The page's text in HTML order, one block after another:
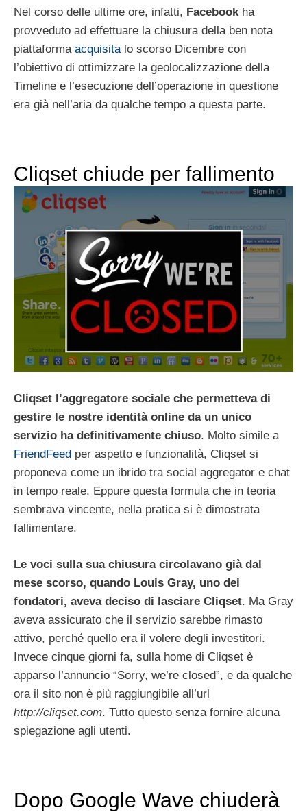
Nel corso delle ultime ore, infatti, Facebookha
provveduto ad effettuare la chiusura della ben nota
piattaforma acquisitalo scorso Dicembre con
l’obiettivo di ottimizzare la geolocalizzazione della
Timeline e l’esecuzione dell’operazione in questione
era già nell’aria da qualche tempo a questa parte.
Cliqset chiude per fallimento
Cliqset l’aggregatore sociale che permetteva di
gestire le nostre identità online da un unico
servizio ha definitivamente chiuso. Molto simile a
FriendFeed per aspetto e funzionalità, Cliqset si
proponeva come un ibrido tra social aggregator e chat
in tempo reale. Eppure questa formula che in teoria
sembrava vincente, nella pratica si è dimostrata
fallimentare.
Le voci sulla sua chiusura circolavano già dal
mese scorso, quando Louis Gray, uno dei
fondatori, aveva deciso di lasciare Cliqset. Ma Gray
aveva assicurato che il servizio sarebbe rimasto
attivo, perché quello era il volere degli investitori.
Invece cinque giorni fa, sulla home di Cliqset è
apparso l’annuncio “Sorry, we’re closed”, e da qualche
ora il sito non è più raggiungibile all’url
http://cliqset.com. Tutto questo senza fornire alcuna
spiegazione agli utenti.
Dopo Google Wave chiuderà